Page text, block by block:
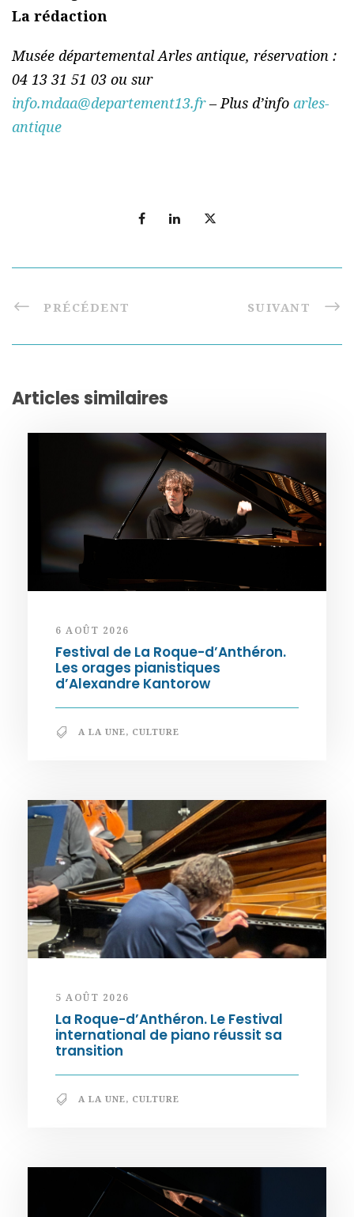
La rédaction
Musée départemental Arles antique, réservation :
04 13 31 51 03 ou sur
info.mdaa@departement13.fr– Plus d’info arles-
antique
PRÉCÉDENT SUIVANT
Articles similaires
6 AOÛT 2026
Festival de La Roque-d’Anthéron.
Les orages pianistiques
d’Alexandre Kantorow
A LA UNE, CULTURE
5 AOÛT 2026
La Roque-d’Anthéron. Le Festival
international de piano réussit sa
transition
A LA UNE, CULTURE